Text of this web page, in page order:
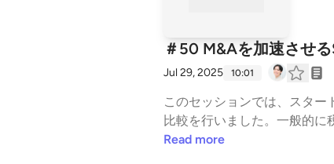
＃50 M&Aを加速させ
Jul 29, 2025 10:01
このセッションでは、スター
比較を行いました。一般的に
明しています。税制適格SO
Read more